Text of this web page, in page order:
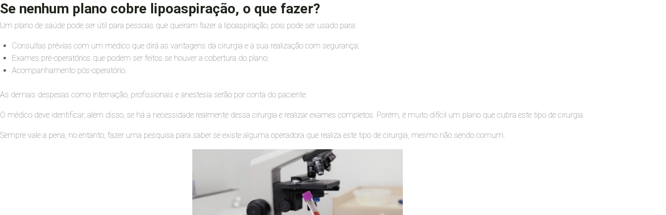
Se nenhum plano cobre lipoaspiração, o que fazer?
Um plano de saúde pode ser útil para pessoas que queiram fazer a lipoaspiração, pois pode ser usado para:
Consultas prévias com um médico que dirá as vantagens da cirurgia e a sua realização com segurança;
Exames pré-operatórios que podem ser feitos se houver a cobertura do plano;
Acompanhamento pós-operatório.
As demais despesas como internação, profissionais e anestesia serão por conta do paciente.
O médico deve identificar, além disso, se há a necessidade realmente dessa cirurgia e realizar exames completos. Porém, é muito difícil um plano que cubra este tipo de cirurgia.
Sempre vale a pena, no entanto, fazer uma pesquisa para saber se existe alguma operadora que realiza este tipo de cirurgia, mesmo não sendo comum.